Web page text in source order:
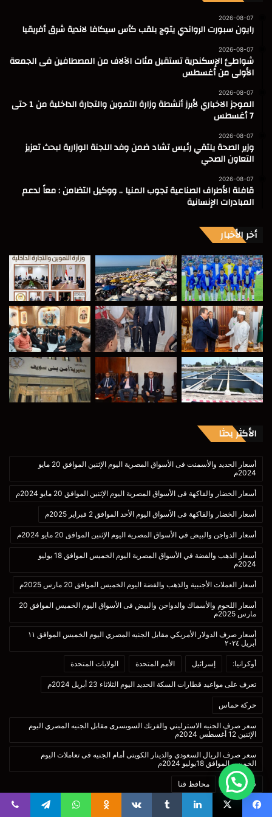
2026-08-07
رايون سبورت الرواندي يتوج بلقب كأس سيكافا لاندية شرق أفريقيا
2026-08-07
شواطئ الإسكندرية تستقبل مئات الآلاف من المصطافين فى الجمعة
الأولى من أغسطس
2026-08-07
الموجز الاخباري لأبرز أنشطة وزارة التموين والتجارة الداخلية من 1 حتى
7 أغسطس
2026-08-07
وزير الصحة يلتقي رئيس تشاد ضمن وفد اللجنة الوزارية لبحث تعزيز
التعاون الصحي
2026-08-07
قافلة الأطراف الصناعية تجوب المنيا .. ووكيل التضامن : معاً لدعم
المبادرات الإنسانية
أخر الأخبار
الأكثر بحثا
أسعار الحديد والأسمنت فى الأسواق المصرية اليوم الإثنين الموافق 20 مايو
2024م
أسعار الخضار والفاكهة فى الأسواق المصرية اليوم الإثنين الموافق 20 مايو 2024م
أسعار الخضار والفاكهة فى الأسواق اليوم الأحد الموافق 2 فبراير 2025م
أسعار الدواجن والبيض في الأسواق المصرية اليوم الإثنين الموافق 20 مايو 2024م
أسعار الذهب والفضة في الأسواق المصرية اليوم الخميس الموافق 18 يوليو
2024م
أسعار العملات الأجنبية والذهب والفضة اليوم الخميس الموافق 20 مارس 2025م
أسعار اللحوم والأسماك والدواجن والبيض فى الأسواق اليوم الخميس الموافق 20
مارس 2025م
أسعار صرف الدولار الأمريكي مقابل الجنيه المصري اليوم الخميس الموافق ١١
أبريل ٢٠٢٤
أوكرانيا: إسرائيل الأمم المتحدة الولايات المتحدة
تعرف على مواعيد قطارات السكة الحديد اليوم الثلاثاء 23 أبريل 2024م
حركة حماس
سعر صرف الجنيه الاسترليني والفرنك السويسرى مقابل الجنيه المصري اليوم
الإثنين 12 أغسطس 2024م
سعر صرف الريال السعودي والدينار الكويتى أمام الجنيه فى تعاملات اليوم
الخميس الموافق 18يوليو 2024م
قطاع غزة محافظ قنا